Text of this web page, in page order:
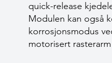
quick-release
Modulen kan også
korrosjonsmodus
motorisert